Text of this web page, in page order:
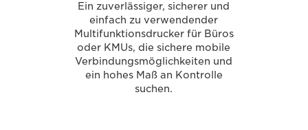
Ein zuverlässiger, sicherer und
einfach zu verwendender
Multifunktionsdrucker für Büros
oder KMUs, die sichere mobile
Verbindungsmöglichkeiten und
ein hohes Maß an Kontrolle
suchen.